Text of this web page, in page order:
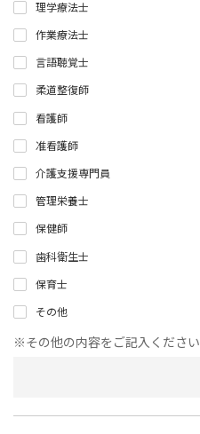
理学療法士
作業療法士
言語聴覚士
柔道整復師
看護師
准看護師
介護支援専門員
管理栄養士
保健師
歯科衛生士
保育士
その他
※その他の内容をご記入ください